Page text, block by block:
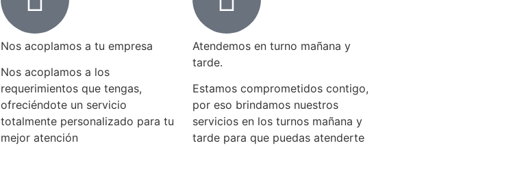
Nos acoplamos a tu empresa
Nos acoplamos a los
requerimientos que tengas,
ofreciéndote un servicio
totalmente personalizado para tu
mejor atención
Atendemos en turno mañana y
tarde.
Estamos comprometidos contigo,
por eso brindamos nuestros
servicios en los turnos mañana y
tarde para que puedas atenderte